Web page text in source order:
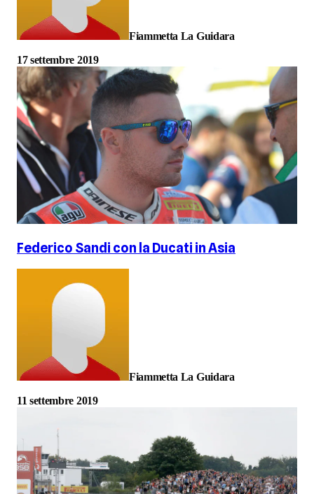
Fiammetta La Guidara
17 settembre 2019
Federico Sandi con la Ducati in Asia
Fiammetta La Guidara
11 settembre 2019